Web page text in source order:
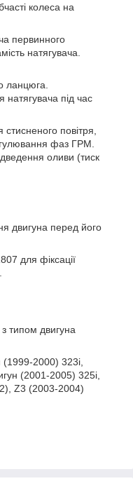
колеса на
первинного
натягувача.
ланцюга.
натягувача під час
повітря,
фаз ГРМ.
оливи (тиск
двигуна перед його
для фіксації
типом двигуна
(1999-2000) 323i,
(2001-2005) 325i,
Z3 (2003-2004)